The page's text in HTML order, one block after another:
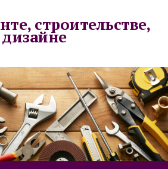
строительстве,
дизайне